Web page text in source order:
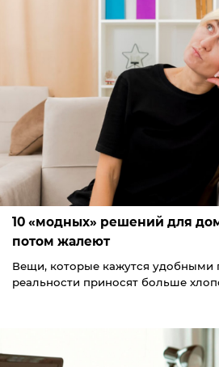
10 «модных» решений для
потом жалеют
Вещи, которые кажутся удобными
реальности приносят больше